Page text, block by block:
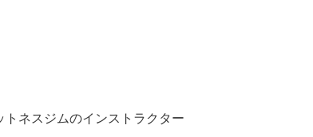
ネスジムのインストラクター